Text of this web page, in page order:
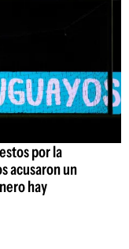
por la
acusaron un
hay